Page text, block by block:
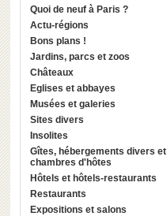
Quoi de neuf à Paris ?
Actu-régions
Bons plans !
Jardins, parcs et zoos
Châteaux
Eglises et abbayes
Musées et galeries
Sites divers
Insolites
Gîtes, hébergements divers et
chambres d'hôtes
Hôtels et hôtels-restaurants
Restaurants
Expositions et salons